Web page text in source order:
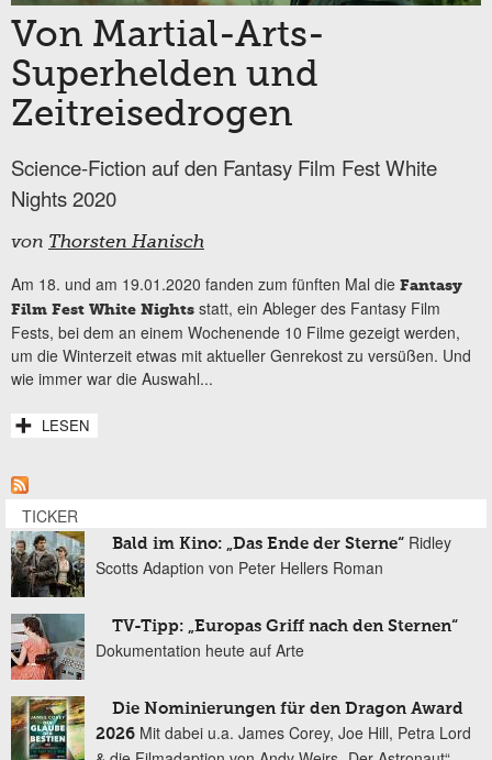
Von Martial-Arts-
Superhelden und
Zeitreisedrogen
Science-Fiction auf den Fantasy Film Fest White
Nights 2020
von Thorsten Hanisch
Am 18. und am 19.01.2020 fanden zum fünften Mal die Fantasy
Film Fest White Nights statt, ein Ableger des Fantasy Film
Fests, bei dem an einem Wochenende 10 Filme gezeigt werden,
um die Winterzeit etwas mit aktueller Genrekost zu versüßen. Und
wie immer war die Auswahl...
LESEN
TICKER
Bald im Kino: „Das Ende der Sterne“ Ridley
Scotts Adaption von Peter Hellers Roman
TV-Tipp: „Europas Griff nach den Sternen“
Dokumentation heute auf Arte
Die Nominierungen für den Dragon Award
2026 Mit dabei u.a. James Corey, Joe Hill, Petra Lord